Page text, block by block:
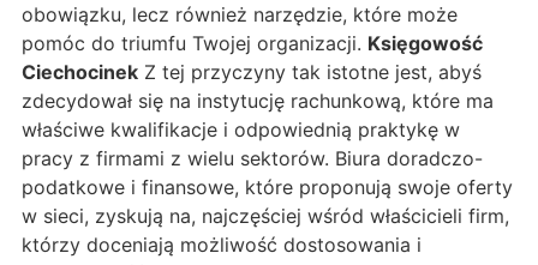
obowiązku, lecz również narzędzie, które może
pomóc do triumfu Twojej organizacji. Księgowość
Ciechocinek Z tej przyczyny tak istotne jest, abyś
zdecydował się na instytucję rachunkową, które ma
właściwe kwalifikacje i odpowiednią praktykę w
pracy z firmami z wielu sektorów. Biura doradczo-
podatkowe i finansowe, które proponują swoje oferty
w sieci, zyskują na, najczęściej wśród właścicieli firm,
którzy doceniają możliwość dostosowania i